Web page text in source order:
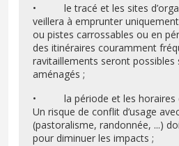
• le tracé et les sites
veillera à emprunter
ou pistes carrossables ou en
des itinéraires couramment
ravitaillements seront possibles
aménagés ;
• la période et les horaires
Un risque de conflit d’usage
(pastoralisme, randonnée, ...)
pour diminuer les impacts ;